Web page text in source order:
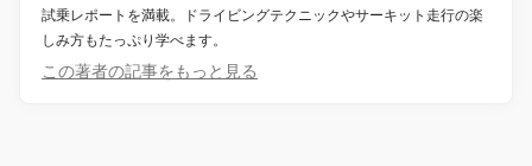
試乗レポートを満載。ドライビングテクニックやサーキット走行の楽
しみ方もたっぷり学べます。
この著者の記事をもっと見る